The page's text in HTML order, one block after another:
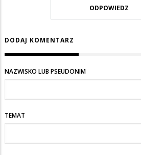
ODPOWIEDZ
DODAJ KOMENTARZ
NAZWISKO LUB PSEUDONIM
TEMAT